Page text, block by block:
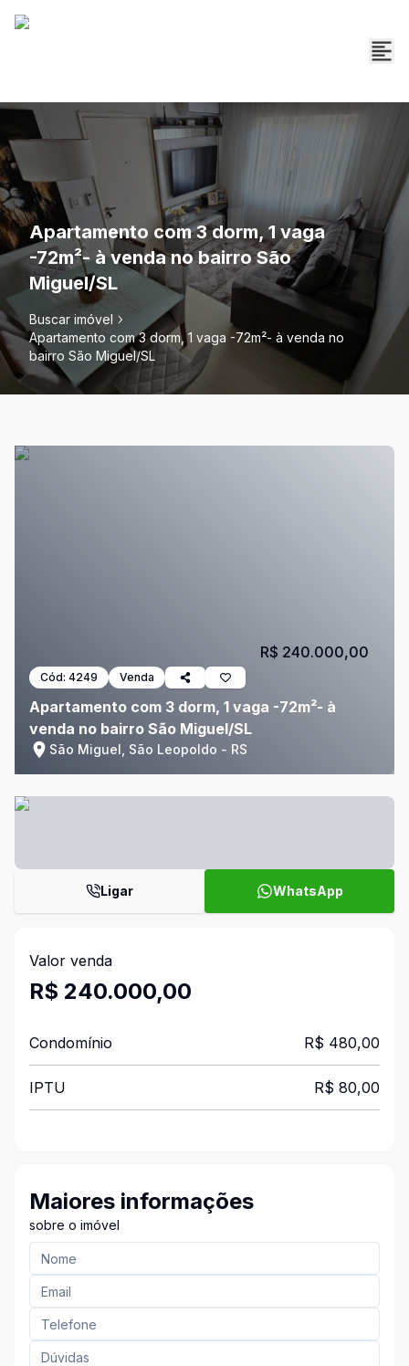
Apartamento com 3 dorm, 1 vaga
-72m²- à venda no bairro São
Miguel/SL
Buscar imóvel
Apartamento com 3 dorm, 1 vaga -72m²- à venda no
bairro São Miguel/SL
Cód: 4249 Venda
Apartamento com 3 dorm, 1 vaga -72m²- à
venda no bairro São Miguel/SL
São Miguel, São Leopoldo - RS
R$ 240.000,00
Ligar WhatsApp
Valor venda
R$ 240.000,00
Condomínio R$ 480,00
IPTU R$ 80,00
Maiores informações
sobre o imóvel